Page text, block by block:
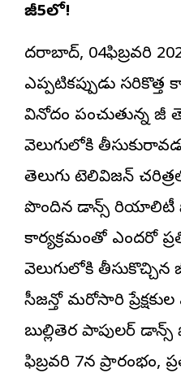
జీ5లో!
హైదరాబాద్, 04ఫిబ్రవరి
ఎప్పటికప్పుడు సరికొత్త
వినోదం పంచుతున్న జీ
వెలుగులోకి
తెలుగు టెలివిజన్
పొందిన డాన్స్ రియాలిటీ
కార్యక్రమంతో ఎందరో
వెలుగులోకి తీసుకొచ్చిన
సీజన్తో మరోసారి
బుల్లితెర పాపులర్ డాన్స్
ఫిబ్రవరి 7న ప్రారంభం,